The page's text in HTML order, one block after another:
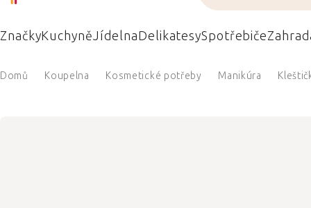
ZnačkyKuchyněJídelnaDelikatesySpotřebiče
Domů Koupelna Kosmetické potřeby Manikúra